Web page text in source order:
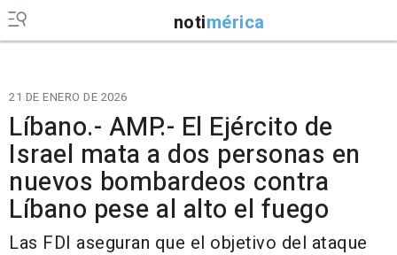
notimérica
21 DE ENERO DE 2026
Líbano.- AMP.- El Ejército de
Israel mata a dos personas en
nuevos bombardeos contra
Líbano pese al alto el fuego
Las FDI aseguran que el objetivo del ataque